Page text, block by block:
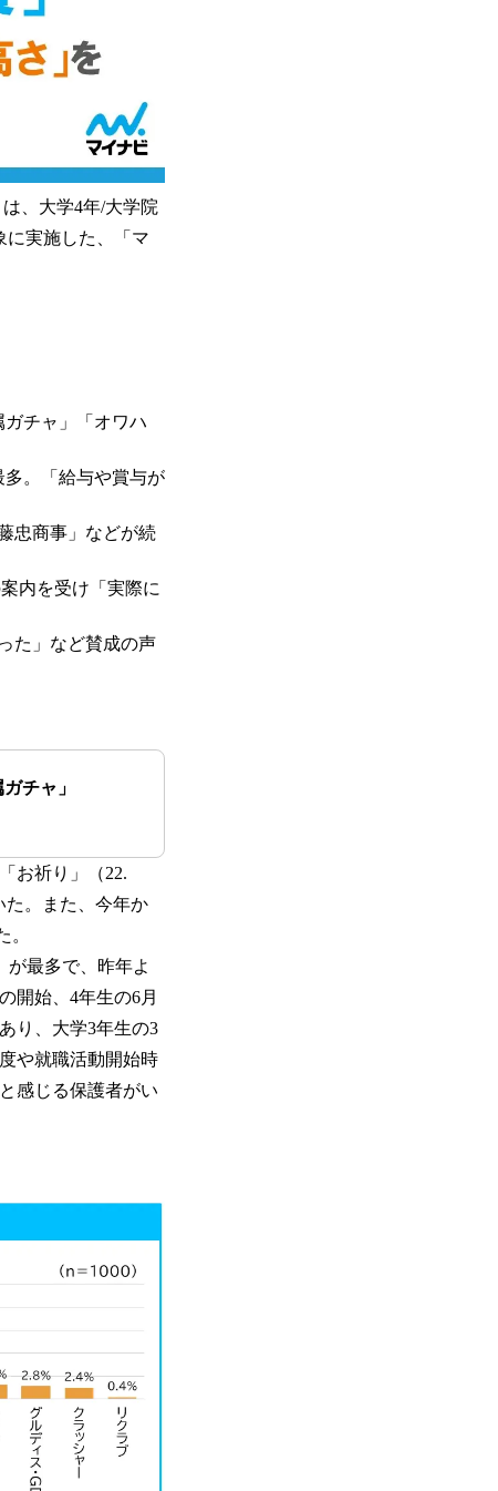
、大学4年/大学院
に実施した、「マ
チャ」「オワハ
。「給与や賞与が
忠商事」などが続
内を受け「実際に
た」など賛成の声
チャ」
お祈り」（22.
た。また、今年か
。
が最多で、昨年よ
開始、4年生の6月
り、大学3年生の3
や就職活動開始時
感じる保護者がい